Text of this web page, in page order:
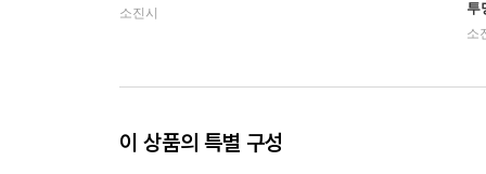
소진시 투
소
이 상품의 특별 구성